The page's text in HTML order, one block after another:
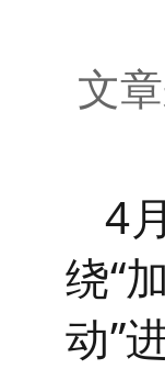
文
4
绕“
动”